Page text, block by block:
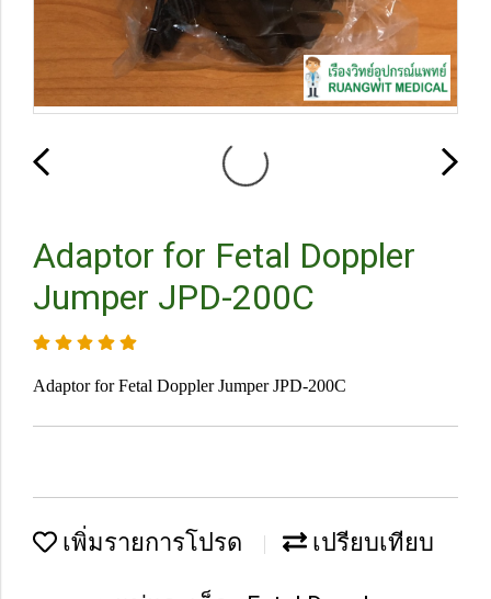
Adaptor for Fetal Doppler
Jumper JPD-200C
Adaptor for Fetal Doppler Jumper JPD-200C
เพิ่มรายการโปรด เปรียบเทียบ